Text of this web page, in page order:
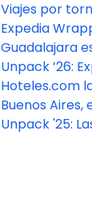
mantienen la
para el fútbol
pese al
Viajes por
demanda
Expedia
destinos más
Guadalajara
de los
para ver a la
según el Fan
Expedia
Unpack ’26:
Hoteles.com
viajarán los
Hoteles.com
Index™ 2025
Buenos Aires,
en tendencia
Unpack '25: